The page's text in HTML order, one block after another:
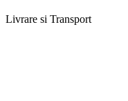
Livrare si Transport